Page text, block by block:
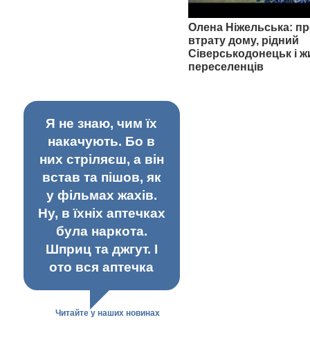
Олена Ніжельська:
втрату дому, рідний
Сіверськодонецьк і
переселенців
Я не знаю, чим їх
накачують. Бо в
них стріляєш, а він
встав та пішов, як
у фільмах жахів.
Ну, в їхніх аптечках
була наркота.
Шприц та джгут. І
ото вся аптечка
Читайте у наших новинах